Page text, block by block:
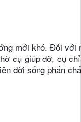
mới khó. Đối với
cụ giúp đỡ, cụ
đời sống phấn